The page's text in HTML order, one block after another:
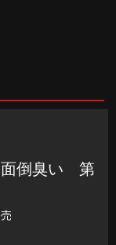
面倒臭い 第